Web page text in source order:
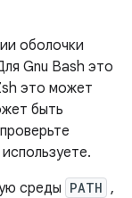
оболочки
Gnu Bash это
это может
быть
среды PATH ,